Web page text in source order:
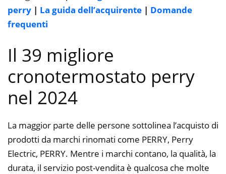
perry | La guida dell’acquirente | Domande
frequenti
Il 39 migliore
cronotermostato perry
nel 2024
La maggior parte delle persone sottolinea l’acquisto di
prodotti da marchi rinomati come PERRY, Perry
Electric, PERRY. Mentre i marchi contano, la qualità, la
durata, il servizio post-vendita è qualcosa che molte